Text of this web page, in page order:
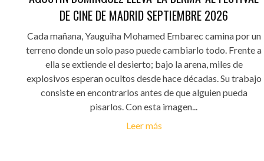
DE CINE DE MADRID SEPTIEMBRE 2026
Cada mañana, Yauguiha Mohamed Embarec camina por un
terreno donde un solo paso puede cambiarlo todo. Frente a
ella se extiende el desierto; bajo la arena, miles de
explosivos esperan ocultos desde hace décadas. Su trabajo
consiste en encontrarlos antes de que alguien pueda
pisarlos. Con esta imagen...
Leer más